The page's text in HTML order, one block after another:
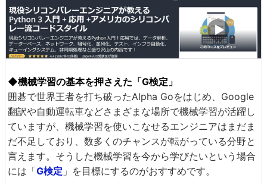
◆機械学習の基本を押さえた「G検定」
囲碁で世界王者を打ち破ったAlpha Goをはじめ、Google
翻訳や自動運転車などさまざまな場所で機械学習が活躍し
ていますが、機械学習を使いこなせるエンジニアはまだま
だ不足しており、数多くのチャンスが転がっている分野と
言えます。そうした機械学習を今から学びたいという場合
には「G検定 」を目標にするのがおすすめです。